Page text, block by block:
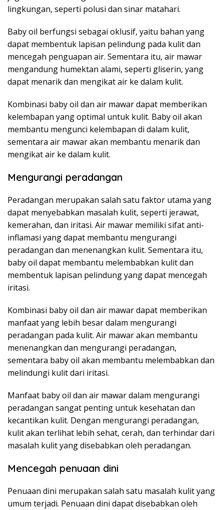
lingkungan, seperti polusi dan sinar matahari.
Baby oil berfungsi sebagai oklusif, yaitu bahan yang
dapat membentuk lapisan pelindung pada kulit dan
mencegah penguapan air. Sementara itu, air mawar
mengandung humektan alami, seperti gliserin, yang
dapat menarik dan mengikat air ke dalam kulit.
Kombinasi baby oil dan air mawar dapat memberikan
kelembapan yang optimal untuk kulit. Baby oil akan
membantu mengunci kelembapan di dalam kulit,
sementara air mawar akan membantu menarik dan
mengikat air ke dalam kulit.
Mengurangi peradangan
Peradangan merupakan salah satu faktor utama yang
dapat menyebabkan masalah kulit, seperti jerawat,
kemerahan, dan iritasi. Air mawar memiliki sifat anti-
inflamasi yang dapat membantu mengurangi
peradangan dan menenangkan kulit. Sementara itu,
baby oil dapat membantu melembabkan kulit dan
membentuk lapisan pelindung yang dapat mencegah
iritasi.
Kombinasi baby oil dan air mawar dapat memberikan
manfaat yang lebih besar dalam mengurangi
peradangan pada kulit. Air mawar akan membantu
menenangkan dan mengurangi peradangan,
sementara baby oil akan membantu melembabkan dan
melindungi kulit dari iritasi.
Manfaat baby oil dan air mawar dalam mengurangi
peradangan sangat penting untuk kesehatan dan
kecantikan kulit. Dengan mengurangi peradangan,
kulit akan terlihat lebih sehat, cerah, dan terhindar dari
masalah kulit yang disebabkan oleh peradangan.
Mencegah penuaan dini
Penuaan dini merupakan salah satu masalah kulit yang
umum terjadi. Penuaan dini dapat disebabkan oleh